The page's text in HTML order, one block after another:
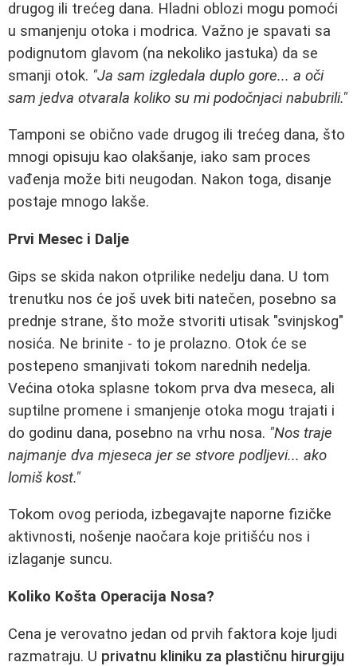
drugog ili trećeg dana. Hladni oblozi mogu pomoći
u smanjenju otoka i modrica. Važno je spavati sa
podignutom glavom (na nekoliko jastuka) da se
smanji otok. "Ja sam izgledala duplo gore... a oči
sam jedva otvarala koliko su mi podočnjaci nabubrili."
Tamponi se obično vade drugog ili trećeg dana, što
mnogi opisuju kao olakšanje, iako sam proces
vađenja može biti neugodan. Nakon toga, disanje
postaje mnogo lakše.
Prvi Mesec i Dalje
Gips se skida nakon otprilike nedelju dana. U tom
trenutku nos će još uvek biti natečen, posebno sa
prednje strane, što može stvoriti utisak "svinjskog"
nosića. Ne brinite - to je prolazno. Otok će se
postepeno smanjivati tokom narednih nedelja.
Većina otoka splasne tokom prva dva meseca, ali
suptilne promene i smanjenje otoka mogu trajati i
do godinu dana, posebno na vrhu nosa. "Nos traje
najmanje dva mjeseca jer se stvore podljevi... ako
lomiš kost."
Tokom ovog perioda, izbegavajte naporne fizičke
aktivnosti, nošenje naočara koje pritišću nos i
izlaganje suncu.
Koliko Košta Operacija Nosa?
Cena je verovatno jedan od prvih faktora koje ljudi
razmatraju. U privatnu kliniku za plastičnu hirurgiju